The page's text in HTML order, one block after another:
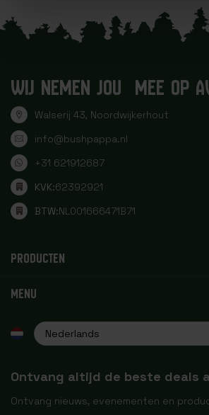
WIJ NEMEN JOU MEE OP
Walserij 43, Noordwijkerhout
info@bushpappa.nl
+31 621912687
KVK:62392921
BTW:NL001666471B71
PRODUCTEN
MENU
Ontvang altijd de beste deals
Ontvang nieuws, evenementen en